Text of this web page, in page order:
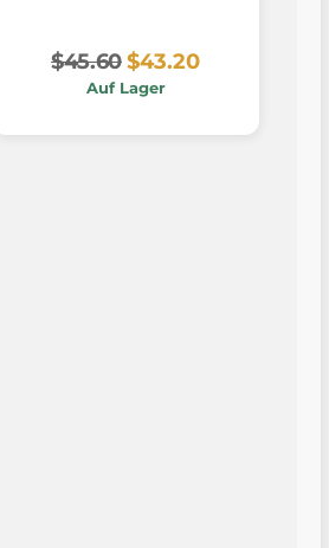
$45.60$43.20
Auf Lager